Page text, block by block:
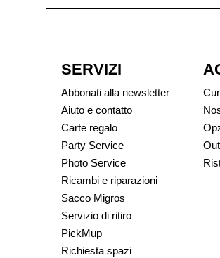
SERVIZI
Abbonati alla newsletter
Aiuto e contatto
Carte regalo
Party Service
Photo Service
Ricambi e riparazioni
Sacco Migros
Servizio di ritiro
PickMup
Richiesta spazi